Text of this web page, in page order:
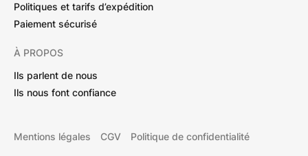
Politiques et tarifs d’expédition
Paiement sécurisé
À PROPOS
Ils parlent de nous
Ils nous font confiance
Mentions légales CGV Politique de confidentialité